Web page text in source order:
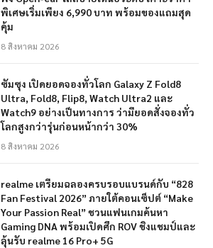
พิเศษเริ่มเพียง 6,990 บาท พร้อมของแถมสุด
คุ้ม
8 สิงหาคม 2026
ซัมซุง เปิดยอดจองทั่วโลก Galaxy Z Fold8
Ultra, Fold8, Flip8, Watch Ultra2 และ
Watch9 อย่างเป็นทางการ ว่ามียอดสั่งจองทั่ว
โลกสูงกว่ารุ่นก่อนหน้ากว่า 30%
8 สิงหาคม 2026
realme เตรียมฉลองครบรอบแบรนด์กับ “828
Fan Festival 2026” ภายใต้คอนเซ็ปต์ “Make
Your Passion Real” ชวนแฟนเกมค้นหา
Gaming DNA พร้อมเปิดศึก ROV ชิงแชมป์และ
ลุ้นรับ realme 16 Pro+ 5G